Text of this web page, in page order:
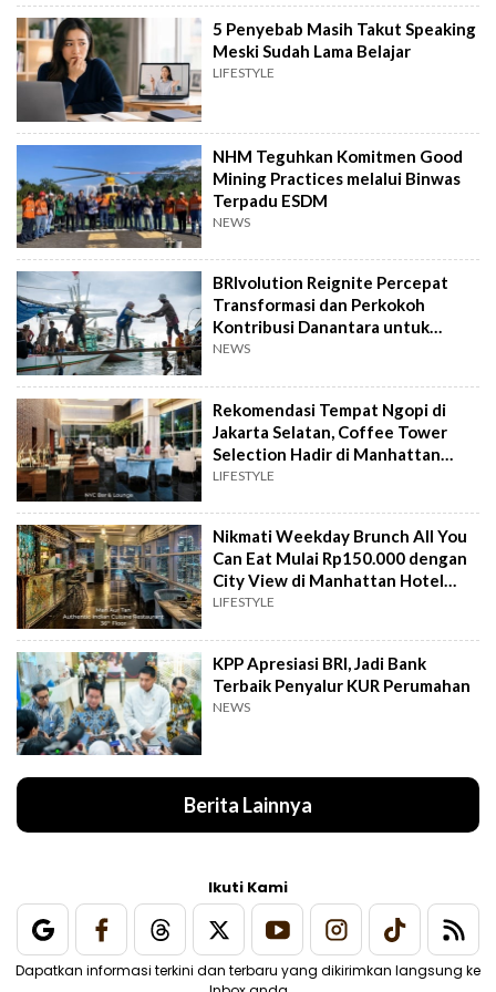
5 Penyebab Masih Takut Speaking
Meski Sudah Lama Belajar
LIFESTYLE
NHM Teguhkan Komitmen Good
Mining Practices melalui Binwas
Terpadu ESDM
NEWS
BRIvolution Reignite Percepat
Transformasi dan Perkokoh
Kontribusi Danantara untuk
Ekonomi Nasional
NEWS
Rekomendasi Tempat Ngopi di
Jakarta Selatan, Coffee Tower
Selection Hadir di Manhattan
Hotel Jakarta
LIFESTYLE
Nikmati Weekday Brunch All You
Can Eat Mulai Rp150.000 dengan
City View di Manhattan Hotel
Jakarta
LIFESTYLE
KPP Apresiasi BRI, Jadi Bank
Terbaik Penyalur KUR Perumahan
NEWS
Berita Lainnya
Ikuti Kami
Dapatkan informasi terkini dan terbaru yang dikirimkan langsung ke